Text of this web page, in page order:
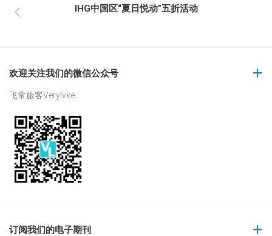
IHG中国区“夏日悦动”五折活动
欢迎关注我们的微信公众号
飞常旅客Verylvke
订阅我们的电子期刊